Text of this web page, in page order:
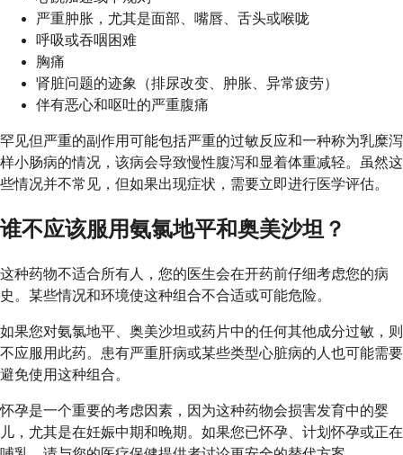
严重肿胀，尤其是面部、嘴唇、舌头或喉咙
呼吸或吞咽困难
胸痛
肾脏问题的迹象（排尿改变、肿胀、异常疲劳）
伴有恶心和呕吐的严重腹痛
罕见但严重的副作用可能包括严重的过敏反应和一种称为乳糜泻
样小肠病的情况，该病会导致慢性腹泻和显着体重减轻。虽然这
些情况并不常见，但如果出现症状，需要立即进行医学评估。
谁不应该服用氨氯地平和奥美沙坦？
这种药物不适合所有人，您的医生会在开药前仔细考虑您的病
史。某些情况和环境使这种组合不合适或可能危险。
如果您对氨氯地平、奥美沙坦或药片中的任何其他成分过敏，则
不应服用此药。患有严重肝病或某些类型心脏病的人也可能需要
避免使用这种组合。
怀孕是一个重要的考虑因素，因为这种药物会损害发育中的婴
儿，尤其是在妊娠中期和晚期。如果您已怀孕、计划怀孕或正在